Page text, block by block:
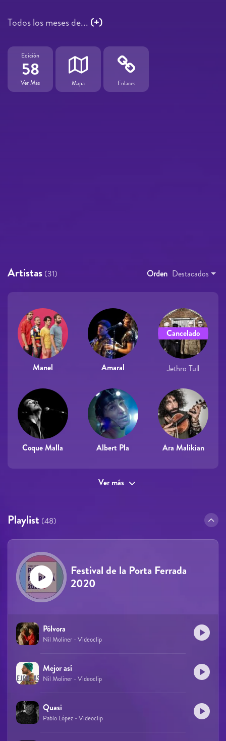
Todos los meses de... (+)
Edición
58
Ver Más Mapa Enlaces
Artistas (31) Orden Destacados
Manel Amaral
Cancelado
Jethro Tull
Coque Malla Albert Pla Ara Malikian
Ver más
Playlist (48)
Festival de la Porta Ferrada
2020
Pólvora
Nil Moliner - Videoclip
Mejor así
Nil Moliner - Videoclip
Quasi
Pablo López - Videoclip